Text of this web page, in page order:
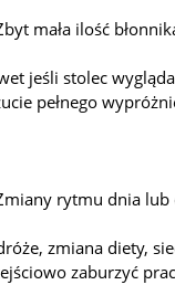
mała ilość
jeśli stolec
pełnego
rytmu dnia lub
zmiana diety,
zaburzyć